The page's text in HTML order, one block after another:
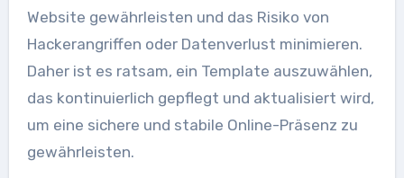
Website gewährleisten und das Risiko von
Hackerangriffen oder Datenverlust minimieren.
Daher ist es ratsam, ein Template auszuwählen,
das kontinuierlich gepflegt und aktualisiert wird,
um eine sichere und stabile Online-Präsenz zu
gewährleisten.